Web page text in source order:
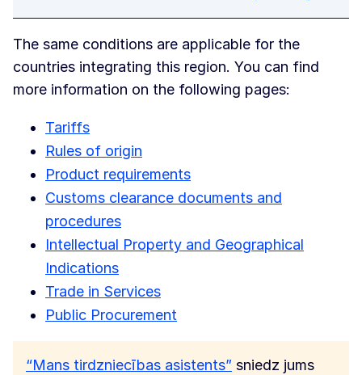
The same conditions are applicable for the
countries integrating this region. You can find
more information on the following pages:
Tariffs
Rules of origin
Product requirements
Customs clearance documents and
procedures
Intellectual Property and Geographical
Indications
Trade in Services
Public Procurement
“Mans tirdzniecības asistents” sniedz jums